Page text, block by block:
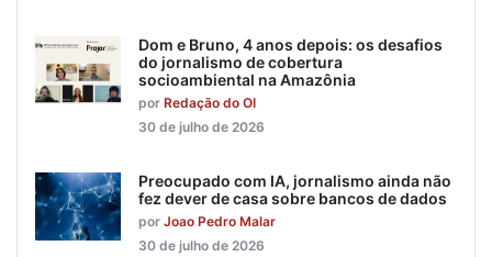
Dom e Bruno, 4 anos depois: os desafios
do jornalismo de cobertura
socioambiental na Amazônia
por Redação do OI
30 de julho de 2026
Preocupado com IA, jornalismo ainda não
fez dever de casa sobre bancos de dados
por Joao Pedro Malar
30 de julho de 2026